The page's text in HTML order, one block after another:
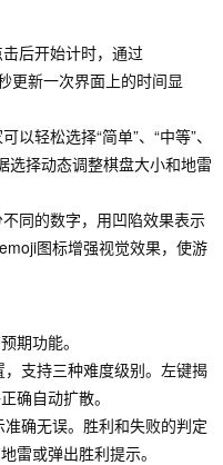
后开始计时，通过
更新一次界面上的时间显
轻松选择“简单”、“中等”、
选择动态调整棋盘大小和地雷
同的数字，用凹陷效果表示
图标增强视觉效果，使游
期功能。
支持三种难度级别。左键揭
确自动扩散。
确无误。胜利和失败的判定
雷或弹出胜利提示。